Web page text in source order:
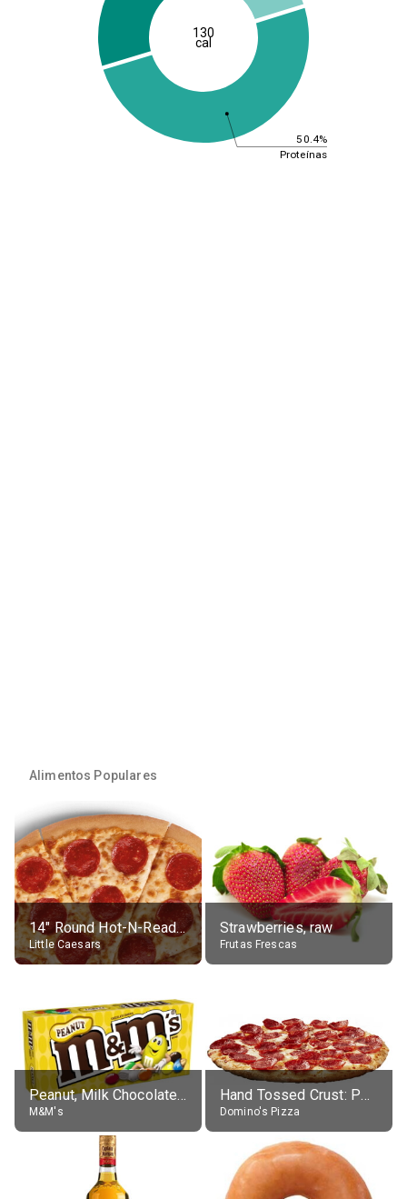
50.4%
Proteínas
130
cal
Alimentos Populares
14" Round Hot-N-Ready Pepperoni Pizza
Little Caesars
Strawberries, raw
Frutas Frescas
Peanut, Milk Chocolate Candies
M&M's
Hand Tossed Crust: Pepperoni Pizza (Large 14")
Domino's Pizza